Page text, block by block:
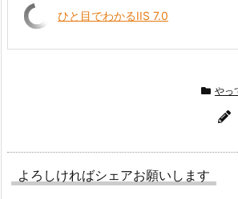
ひと目でわかるIIS 7.0
やっ
よろしければシェアお願いします